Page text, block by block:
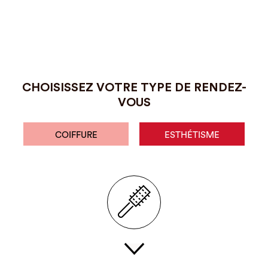
CHOISISSEZ VOTRE TYPE DE RENDEZ-
VOUS
COIFFURE ESTHÉTISME